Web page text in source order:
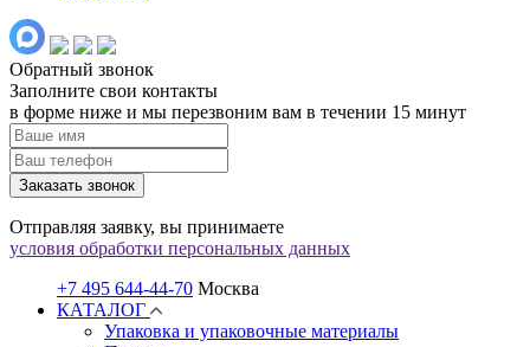
Обратный звонок
Заполните свои контакты
в форме ниже и мы перезвоним вам в течении 15 минут
Заказать звонок
Отправляя заявку, вы принимаете
условия обработки персональных данных
+7 495 644-44-70 Москва
КАТАЛОГ
Упаковка и упаковочные материалы